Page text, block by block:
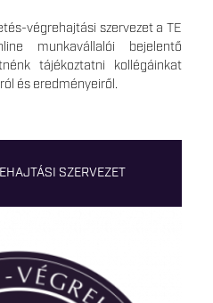
végrehajtási szervezet a TE
munkavállalói bejelentő
tájékoztatni kollégáinkat
és eredményeiről.
SZERVEZET